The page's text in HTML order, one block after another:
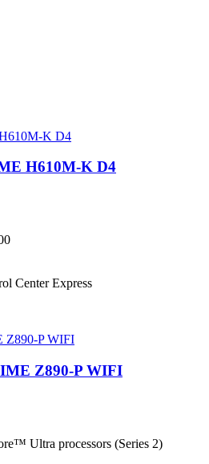
H610M-K D4
Center Express
Z890-P WIFI
Ultra processors (Series 2)